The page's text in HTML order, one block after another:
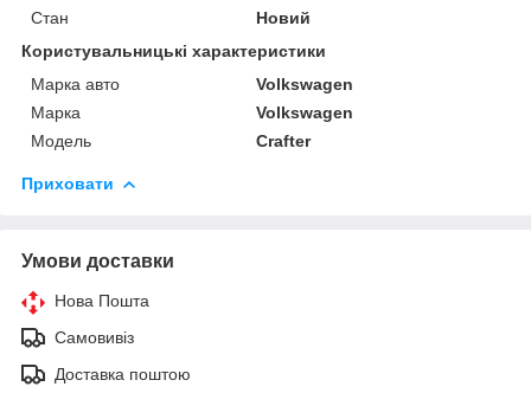
Стан
Новий
Користувальницькі характеристики
Марка авто
Volkswagen
Марка
Volkswagen
Модель
Crafter
Приховати
Умови доставки
Нова Пошта
Самовивіз
Доставка поштою